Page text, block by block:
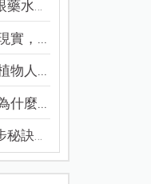
納...
實，...
物人...
什麼...
！...